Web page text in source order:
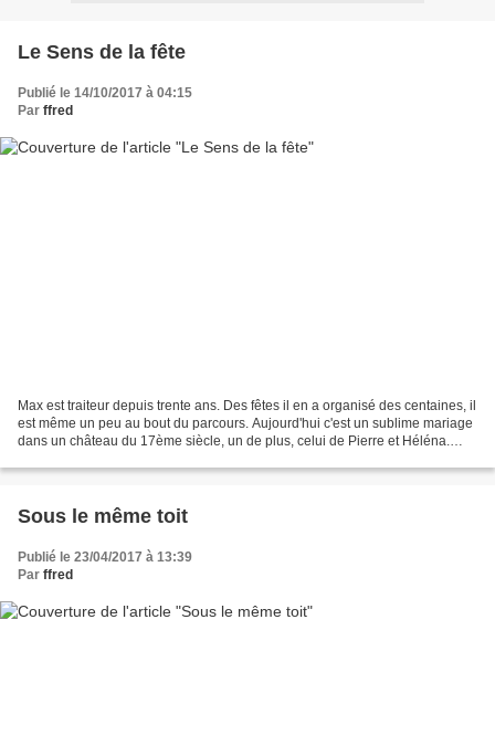
Le Sens de la fête
Publié le 14/10/2017 à 04:15
Par ffred
Max est traiteur depuis trente ans. Des fêtes il en a organisé des centaines, il
est même un peu au bout du parcours. Aujourd'hui c'est un sublime mariage
dans un château du 17ème siècle, un de plus, celui de Pierre et Héléna.
Sous le même toit
Publié le 23/04/2017 à 13:39
Par ffred